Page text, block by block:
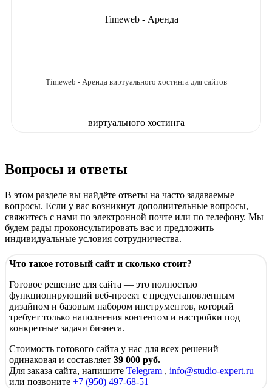
Timeweb - Аренда виртуального хостинга для сайтов
Вопросы и ответы
В этом разделе вы найдёте ответы на часто задаваемые
вопросы. Если у вас возникнут дополнительные вопросы,
свяжитесь с нами по электронной почте или по телефону. Мы
будем рады проконсультировать вас и предложить
индивидуальные условия сотрудничества.
Что такое готовый сайт и сколько стоит?
Готовое решение для сайта — это полностью
функционирующий веб-проект с предустановленным
дизайном и базовым набором инструментов, который
требует только наполнения контентом и настройки под
конкретные задачи бизнеса.
Стоимость готового сайта у нас для всех решений
одинаковая и составляет 39 000 руб.
Для заказа сайта, напишите Telegram , info@studio-expert.ru
или позвоните +7 (950) 497-68-51